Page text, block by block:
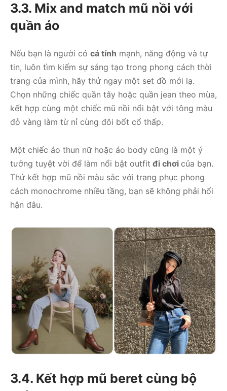
3.3. Mix and match mũ nồi với
quần áo
Nếu bạn là người có cá tính mạnh, năng động và tự
tin, luôn tìm kiếm sự sáng tạo trong phong cách thời
trang của mình, hãy thử ngay một set đồ mới lạ.
Chọn những chiếc quần tây hoặc quần jean theo mùa,
kết hợp cùng một chiếc mũ nồi nổi bật với tông màu
đỏ vàng làm từ nỉ cùng đôi bốt cổ thấp.
Một chiếc áo thun nữ hoặc áo body cũng là một ý
tưởng tuyệt vời để làm nổi bật outfit đi chơi của bạn.
Thử kết hợp mũ nồi màu sắc với trang phục phong
cách monochrome nhiều tầng, bạn sẽ không phải hối
hận đâu.
3.4. Kết hợp mũ beret cùng bộ